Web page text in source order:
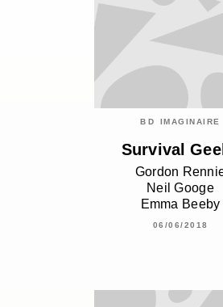
BD IMAGINAIRE
Survival
Gordon
Neil Googe
Emma Beeby
06/06/2018